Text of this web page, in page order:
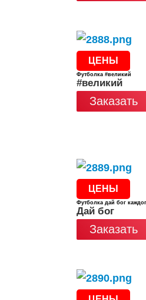
ЦЕНЫ
Футболка #великий
#великий
Заказать
ЦЕНЫ
Футболка дай бог
Дай бог
Заказать